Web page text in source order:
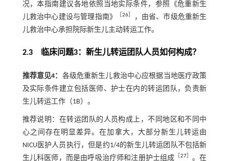
况，本指南建议各地依照当地实际条件，参照《危重新生
儿救治中心建设与管理指南》
［26
，由省、市级危重新生
儿救治中心承担院际新生儿主动转运工作。
2.3 临床问题3：新生儿转运团队人员如何构成？
推荐意见4： 各级危重新生儿救治中心应根据当地医疗政策
及实际条件建立包括医师、护士在内的转运团队，负责新
生儿转运工作（1B）。
推荐说明：在转运团队的人员构成上，不同地区和不同中
心之间存在明显差异。在加拿大，大部分新生儿转运由
NICU医护人员执行，但是约1/4的新生儿转运团队不包括新
生儿科医师，而是由呼吸治疗师和注册护士组成
27］ 。在